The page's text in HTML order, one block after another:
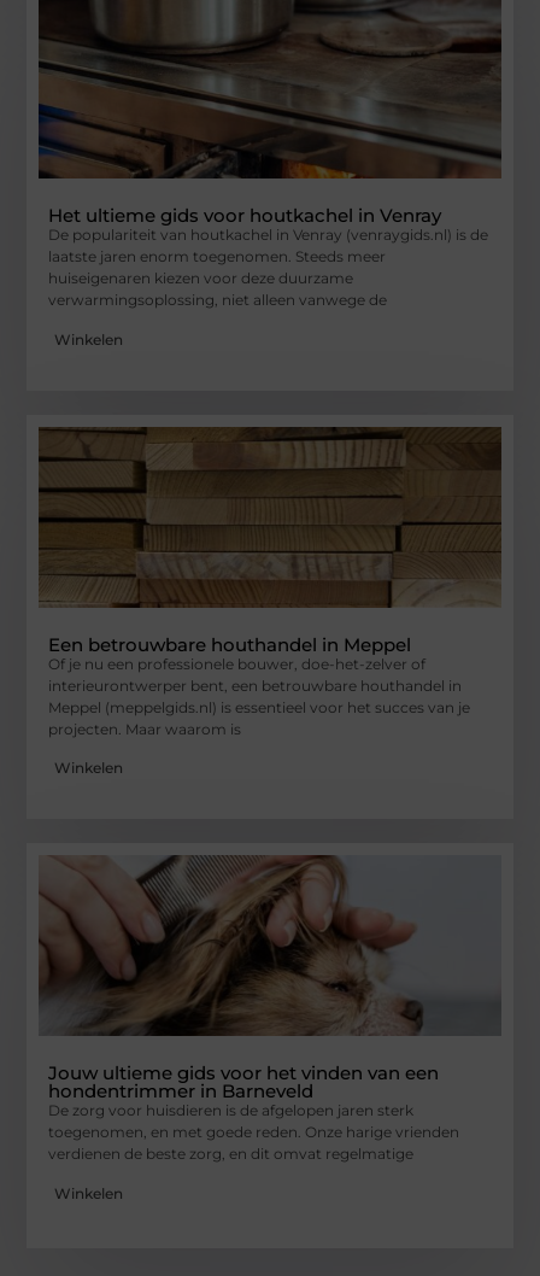
Het ultieme gids voor houtkachel in Venray
De populariteit van houtkachel in Venray (venraygids.nl) is de
laatste jaren enorm toegenomen. Steeds meer
huiseigenaren kiezen voor deze duurzame
verwarmingsoplossing, niet alleen vanwege de
Winkelen
Een betrouwbare houthandel in Meppel
Of je nu een professionele bouwer, doe-het-zelver of
interieurontwerper bent, een betrouwbare houthandel in
Meppel (meppelgids.nl) is essentieel voor het succes van je
projecten. Maar waarom is
Winkelen
Jouw ultieme gids voor het vinden van een
hondentrimmer in Barneveld
De zorg voor huisdieren is de afgelopen jaren sterk
toegenomen, en met goede reden. Onze harige vrienden
verdienen de beste zorg, en dit omvat regelmatige
Winkelen